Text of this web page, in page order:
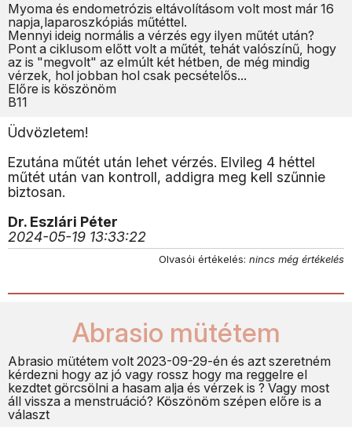
Myoma és endometrózis eltávolításom volt most már 16
napja,laparoszkópiás műtéttel.
Mennyi ideig normális a vérzés egy ilyen műtét után?
Pont a ciklusom előtt volt a műtét, tehát valószínű, hogy
az is "megvolt" az elmúlt két hétben, de még mindig
vérzek, hol jobban hol csak pecsételős...
Előre is köszönöm
B11
Üdvözletem!
Ezutána műtét után lehet vérzés. Elvileg 4 héttel
műtét után van kontroll, addigra meg kell szűnnie
biztosan.
Dr. Eszlári Péter
2024-05-19 13:33:22
Olvasói értékelés: nincs még értékelés
Abrasio mütétem
Abrasio mütétem volt 2023-09-29-én és azt szeretném
kérdezni hogy az jó vagy rossz hogy ma reggelre el
kezdtet görcsölni a hasam alja és vérzek is ? Vagy most
áll vissza a menstruáció? Köszönöm szépen előre is a
választ